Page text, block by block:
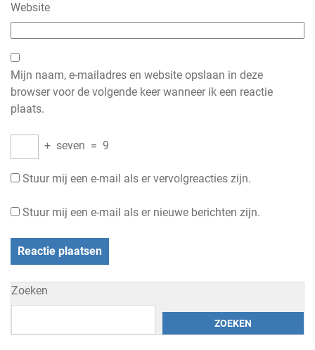
Website
Mijn naam, e-mailadres en website opslaan in deze
browser voor de volgende keer wanneer ik een reactie
plaats.
+ seven = 9
Stuur mij een e-mail als er vervolgreacties zijn.
Stuur mij een e-mail als er nieuwe berichten zijn.
Zoeken
ZOEKEN